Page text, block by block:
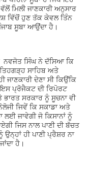
ਮਿਲੀ ਜਾਣਕਾਰੀ ਅਨੁਸਾਰ
ਵਿੱਚੋਂ ਹੁਣ ਤੱਕ ਕੇਵਲ ਤਿੰਨ
ਸੂਬਾ ਆਉਂਦਾ ਹੈ।
ਨਵਜੋਤ ਸਿੰਘ ਨੇ ਦੱਸਿਆ ਕਿ
ਸਾਹਿਬ ਅਤੇ
ਦੇਣਾ ਸੀ ਕਿਉਂਕਿ
ਪ੍ਰੋਜੈਕਟ ਦੀ ਰਿਪੋਰਟ
ਸਰਕਾਰ ਨੂੰ ਸੂਚਨਾ ਵੀ
ਜਿਵੇਂ ਕਿ ਸਕਾਡਾ ਅਤੇ
ਜਾਵੇਗੀ ਜੋ ਕਿਸਾਨਾਂ ਨੂੰ
ਜਿਸ ਨਾਲ ਪਾਣੀ ਦੀ ਬੱਚਤ
ਹੀ ਪਾਣੀ ਪ੍ਰੈਸ਼ਰ ਨਾ
ਹੈ।